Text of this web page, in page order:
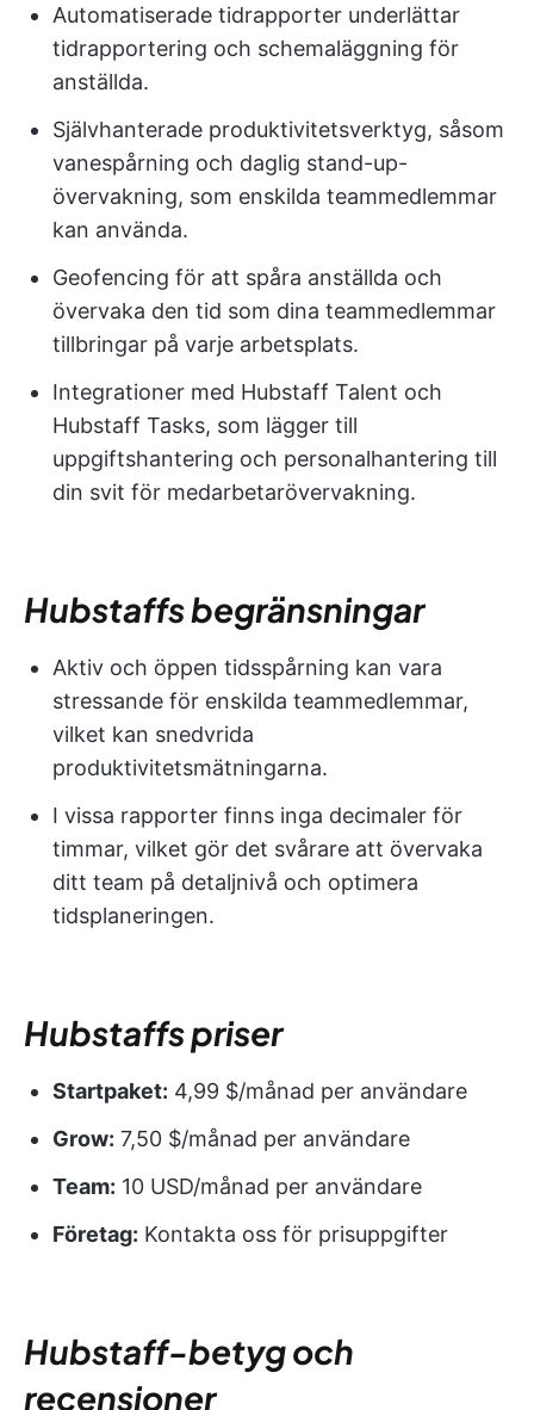
Automatiserade tidrapporter underlättar
tidrapportering och schemaläggning för
anställda.
Självhanterade produktivitetsverktyg, såsom
vanespårning och daglig stand-up-
övervakning, som enskilda teammedlemmar
kan använda.
Geofencing för att spåra anställda och
övervaka den tid som dina teammedlemmar
tillbringar på varje arbetsplats.
Integrationer med Hubstaff Talent och
Hubstaff Tasks, som lägger till
uppgiftshantering och personalhantering till
din svit för medarbetarövervakning.
Hubstaffs begränsningar
Aktiv och öppen tidsspårning kan vara
stressande för enskilda teammedlemmar,
vilket kan snedvrida
produktivitetsmätningarna.
I vissa rapporter finns inga decimaler för
timmar, vilket gör det svårare att övervaka
ditt team på detaljnivå och optimera
tidsplaneringen.
Hubstaffs priser
Startpaket: 4,99 $/månad per användare
Grow: 7,50 $/månad per användare
Team: 10 USD/månad per användare
Företag: Kontakta oss för prisuppgifter
Hubstaff-betyg och
recensioner